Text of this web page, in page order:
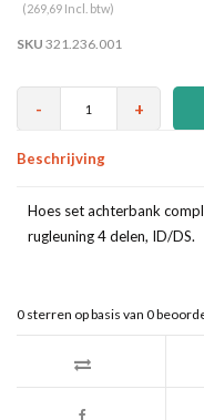
(269,69 Incl. btw)
SKU 321.236.001
- +
Beschrijving
Hoes set achterbank
rugleuning 4 delen, ID/DS.
0 sterren op basis van 0